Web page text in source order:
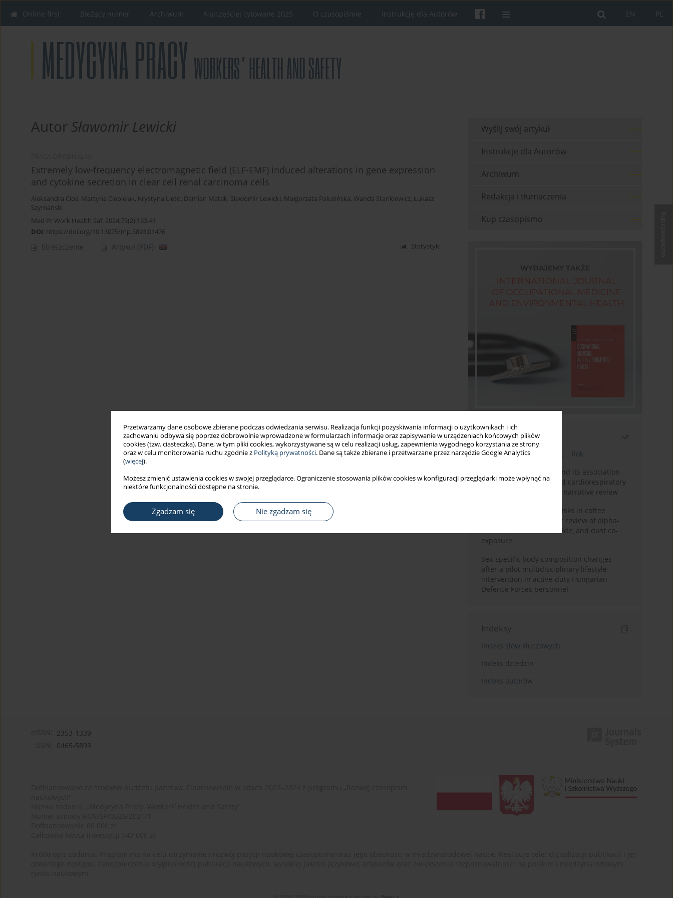
Przetwarzamy dane osobowe zbierane podczas odwiedzania serwisu. Realizacja funkcji pozyskiwania informacji o użytkownikach i ich
zachowaniu odbywa się poprzez dobrowolnie wprowadzone w formularzach informacje oraz zapisywanie w urządzeniach końcowych plików
cookies (tzw. ciasteczka). Dane, w tym pliki cookies, wykorzystywane są w celu realizacji usług, zapewnienia wygodnego korzystania ze strony
oraz w celu monitorowania ruchu zgodnie z Polityką prywatności. Dane są także zbierane i przetwarzane przez narzędzie Google Analytics
(więcej).
Możesz zmienić ustawienia cookies w swojej przeglądarce. Ograniczenie stosowania plików cookies w konfiguracji przeglądarki może wpłynąć na
niektóre funkcjonalności dostępne na stronie.
Zgadzam się Nie zgadzam się
PL
EN
Online first Bieżący numer Archiwum Najczęściej cytowane 2025 O czasopiśmie Instrukcje dla Autorów
Autor Sławomir Lewicki
Extremely low-frequency electromagnetic field (ELF-EMF) induced alterations in gene expression
and cytokine secretion in clear cell renal carcinoma cells
Aleksandra Cios, Martyna Ciepielak, Krystyna Lieto, Damian Matak, Sławomir Lewicki, Małgorzata Palusińska, Wanda Stankiewicz, Łukasz
Szymański
Med Pr Work Health Saf. 2024;75(2):133-41
DOI: https://doi.org/10.13075/mp.5893.01476
Streszczenie Artykuł (PDF) Statystyki
Wyślij swój artykuł
Instrukcje dla Autorów
Archiwum
Redakcja i tłumaczenia
Kup czasopismo
Najczęściej czytane
Bieżący numer Miesiąc
Rok
Occupational burnout and its association
with physical activity and cardiorespiratory
fitness among nurses: a narrative review
Synergistic respiratory risks in coffee
processing: a systematic review of alpha-
diketone, carbon monoxide, and dust co-
exposure
Sex-specific body composition changes
after a pilot multidisciplinary lifestyle
intervention in active-duty Hungarian
Defence Forces personnel
Indeksy
Indeks słów kluczowych
Indeks dziedzin
Indeks autorów
2353-1339
0465-5893